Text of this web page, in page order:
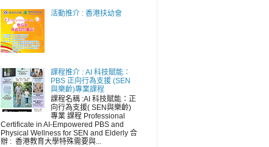
活動推介 : 香港扶幼會
課程推介 : AI 科技賦能：
PBS 正向行為支援 (SEN
與樂齡)專業課程
課程名稱 :AI 科技賦能：正
向行為支援( SEN與樂齡)
專業 課程 Professional
Certificate in AI-Empowered PBS and
Physical Wellness for SEN and Elderly 合
辦 : 香港教育大學特殊需要與...